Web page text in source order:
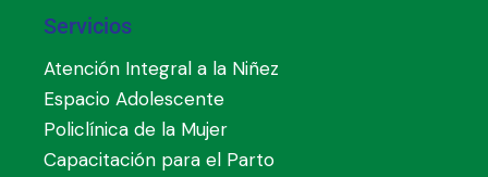
Servicios
Atención Integral a la Niñez
Espacio Adolescente
Policlínica de la Mujer
Capacitación para el Parto